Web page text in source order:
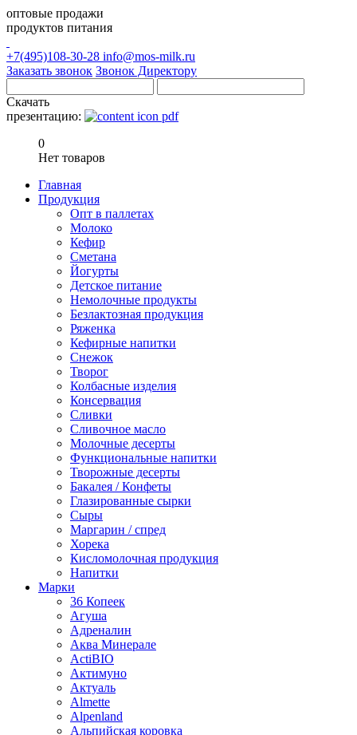
оптовые продажи
продуктов питания
+7(495)108-30-28 info@mos-milk.ru
Заказать звонок Звонок Директору
Скачать
презентацию:
0
Нет товаров
Главная
Продукция
Опт в паллетах
Молоко
Кефир
Сметана
Йогурты
Детское питание
Немолочные продукты
Безлактозная продукция
Ряженка
Кефирные напитки
Снежок
Творог
Колбасные изделия
Консервация
Сливки
Сливочное масло
Молочные десерты
Функциональные напитки
Творожные десерты
Бакалея / Конфеты
Глазированные сырки
Сыры
Маргарин / спред
Хорека
Кисломолочная продукция
Напитки
Марки
36 Копеек
Агуша
Адреналин
Аква Минерале
ActiBIO
Актимуно
Актуаль
Almette
Alpenland
Альпийская коровка